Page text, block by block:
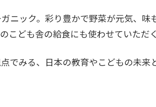
ニック。彩り豊かで野菜が元気、味
こども舎の給食にも使わせていただ
でみる、日本の教育やこどもの未来